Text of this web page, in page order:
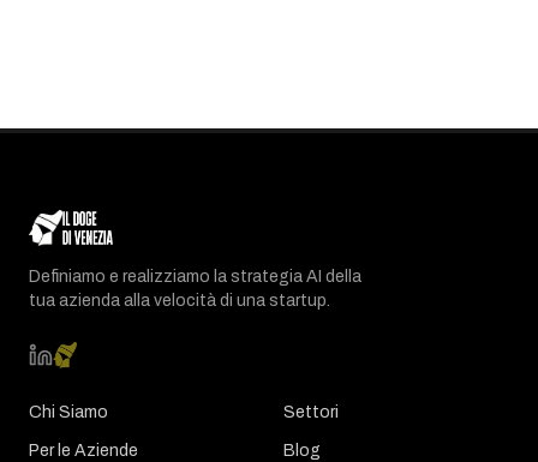
Definiamo e realizziamo la strategia AI della
tua azienda alla velocità di una startup.
Chi Siamo
Per le Aziende
Settori
Blog